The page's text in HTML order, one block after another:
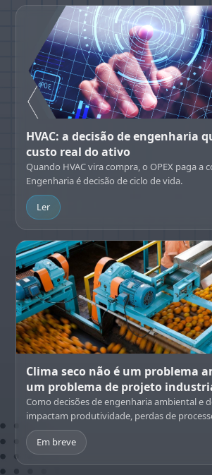
HVAC: a decisão de engenharia
custo real do ativo
Quando HVAC vira compra, o OPEX paga a
Engenharia é decisão de ciclo de vida.
Ler
Clima seco não é um problema
um problema de projeto
Como decisões de engenharia ambiental e
impactam produtividade, perdas de
Em breve